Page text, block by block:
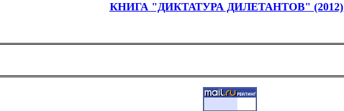
КНИГА "ДИКТАТУРА ДИЛЕТАНТОВ" (2012)